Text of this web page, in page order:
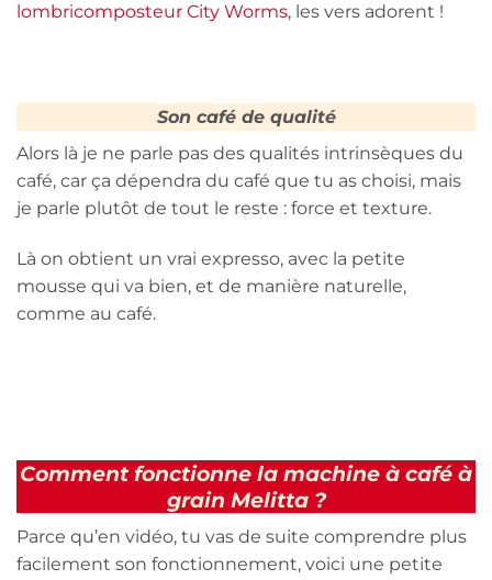
lombricomposteur City Worms, les vers adorent !
Son café de qualité
Alors là je ne parle pas des qualités intrinsèques du
café, car ça dépendra du café que tu as choisi, mais
je parle plutôt de tout le reste : force et texture.
Là on obtient un vrai expresso, avec la petite
mousse qui va bien, et de manière naturelle,
comme au café.
Comment fonctionne la machine à café à
grain Melitta ?
Parce qu’en vidéo, tu vas de suite comprendre plus
facilement son fonctionnement, voici une petite